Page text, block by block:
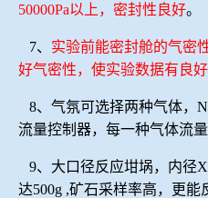
50000Pa以上，密封性良好。
7、 实验前能密封舱的气密
好气密性，使实验数据有良
8、气氛可选择两种气体，
流量控制器，每一种气体流量
9、大口径反应坩埚，内径
达500g ,矿石采样率高，更